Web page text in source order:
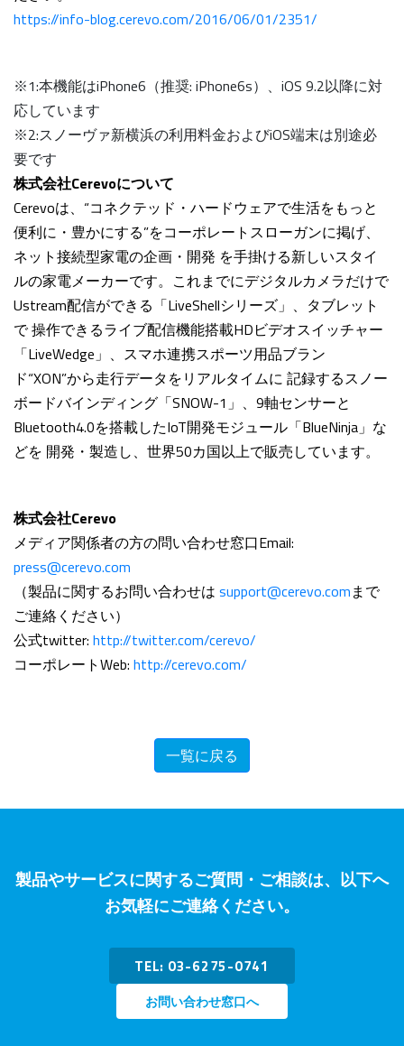
https://info-blog.cerevo.com/2016/06/01/2351/
※1:本機能はiPhone6（推奨: iPhone6s）、iOS 9.2以降に対
応しています
※2:スノーヴァ新横浜の利用料金およびiOS端末は別途必
要です
株式会社Cerevoについて
Cerevoは、“コネクテッド・ハードウェアで生活をもっと
便利に・豊かにする”をコーポレートスローガンに掲げ、
ネット接続型家電の企画・開発 を手掛ける新しいスタイ
ルの家電メーカーです。これまでにデジタルカメラだけで
Ustream配信ができる「LiveShellシリーズ」、タブレット
で 操作できるライブ配信機能搭載HDビデオスイッチャー
「LiveWedge」、スマホ連携スポーツ用品ブラン
ド“XON”から走行データをリアルタイムに 記録するスノー
ボードバインディング「SNOW-1」、9軸センサーと
Bluetooth4.0を搭載したIoT開発モジュール「BlueNinja」な
どを 開発・製造し、世界50カ国以上で販売しています。
株式会社Cerevo
メディア関係者の方の問い合わせ窓口Email:
press@cerevo.com
（製品に関するお問い合わせは support@cerevo.comまで
ご連絡ください）
公式twitter: http://twitter.com/cerevo/
コーポレートWeb: http://cerevo.com/
一覧に戻る
製品やサービスに関するご質問・ご相談は、以下へ
お気軽にご連絡ください。
TEL: 03-6275-0741
お問い合わせ窓口へ